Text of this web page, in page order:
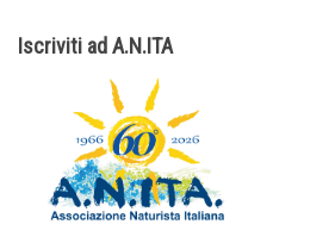
Iscriviti ad A.N.ITA